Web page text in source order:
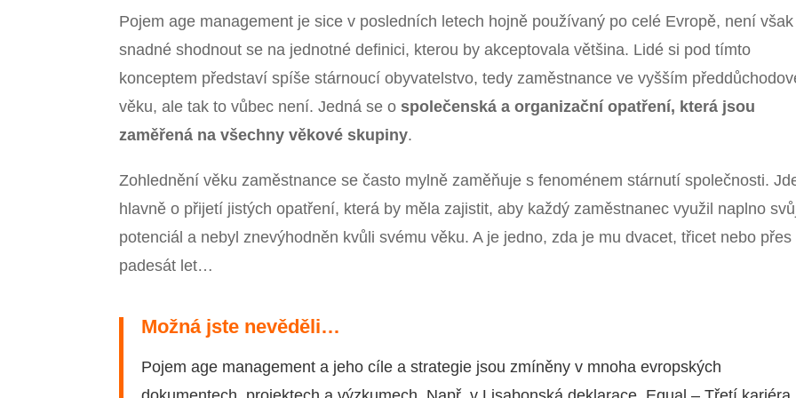
Pojem age management je sice v posledních letech hojně používaný po celé Evropě, není však
snadné shodnout se na jednotné definici, kterou by akceptovala většina. Lidé si pod tímto
konceptem představí spíše stárnoucí obyvatelstvo, tedy zaměstnance ve vyšším
věku, ale tak to vůbec není. Jedná se o společenská a organizační opatření, která jsou
zaměřená na všechny věkové skupiny.
Zohlednění věku zaměstnance se často mylně zaměňuje s fenoménem stárnutí společnosti.
hlavně o přijetí jistých opatření, která by měla zajistit, aby každý zaměstnanec využil naplno
potenciál a nebyl znevýhodněn kvůli svému věku. A je jedno, zda je mu dvacet, třicet nebo přes
padesát let…
Možná jste nevěděli…
Pojem age management a jeho cíle a strategie jsou zmíněny v mnoha evropských